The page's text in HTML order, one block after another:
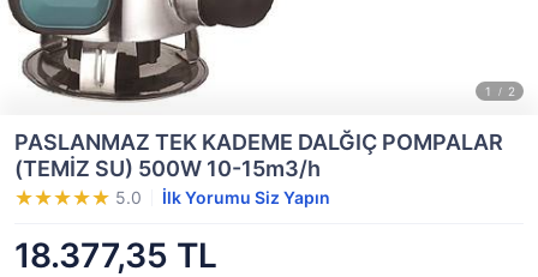
PASLANMAZ TEK KADEME DALĞIÇ POMPALAR
(TEMİZ SU) 500W 10-15m3/h
5.0 İlk Yorumu Siz Yapın
18.377,35 TL